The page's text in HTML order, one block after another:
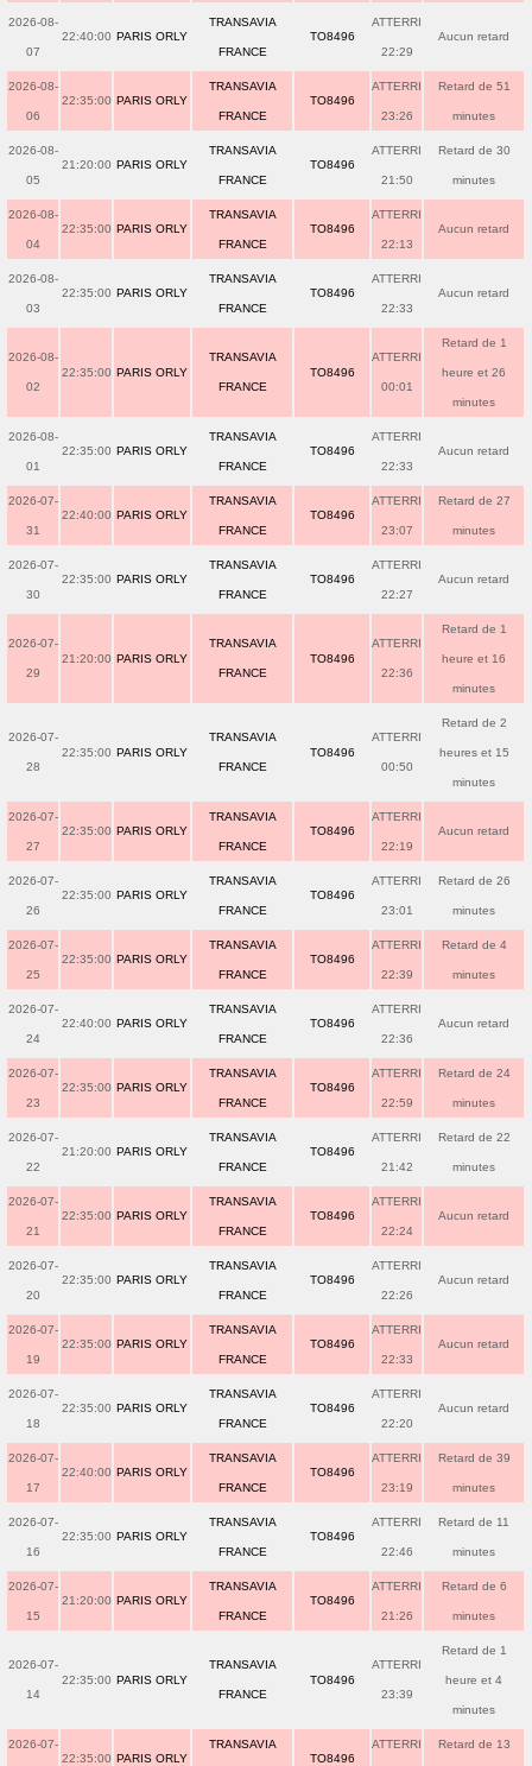
2026-08-
07
22:40:00 PARIS ORLY
TRANSAVIA
FRANCE
TO8496
ATTERRI
22:29
Aucun retard
2026-08-
06
22:35:00 PARIS ORLY
TRANSAVIA
FRANCE
TO8496
ATTERRI
23:26
Retard de 51
minutes
2026-08-
05
21:20:00 PARIS ORLY
TRANSAVIA
FRANCE
TO8496
ATTERRI
21:50
Retard de 30
minutes
2026-08-
04
22:35:00 PARIS ORLY
TRANSAVIA
FRANCE
TO8496
ATTERRI
22:13
Aucun retard
2026-08-
03
22:35:00 PARIS ORLY
TRANSAVIA
FRANCE
TO8496
ATTERRI
22:33
Aucun retard
2026-08-
02
22:35:00 PARIS ORLY
TRANSAVIA
FRANCE
TO8496
ATTERRI
00:01
Retard de 1
heure et 26
minutes
2026-08-
01
22:35:00 PARIS ORLY
TRANSAVIA
FRANCE
TO8496
ATTERRI
22:33
Aucun retard
2026-07-
31
22:40:00 PARIS ORLY
TRANSAVIA
FRANCE
TO8496
ATTERRI
23:07
Retard de 27
minutes
2026-07-
30
22:35:00 PARIS ORLY
TRANSAVIA
FRANCE
TO8496
ATTERRI
22:27
Aucun retard
2026-07-
29
21:20:00 PARIS ORLY
TRANSAVIA
FRANCE
TO8496
ATTERRI
22:36
Retard de 1
heure et 16
minutes
2026-07-
28
22:35:00 PARIS ORLY
TRANSAVIA
FRANCE
TO8496
ATTERRI
00:50
Retard de 2
heures et 15
minutes
2026-07-
27
22:35:00 PARIS ORLY
TRANSAVIA
FRANCE
TO8496
ATTERRI
22:19
Aucun retard
2026-07-
26
22:35:00 PARIS ORLY
TRANSAVIA
FRANCE
TO8496
ATTERRI
23:01
Retard de 26
minutes
2026-07-
25
22:35:00 PARIS ORLY
TRANSAVIA
FRANCE
TO8496
ATTERRI
22:39
Retard de 4
minutes
2026-07-
24
22:40:00 PARIS ORLY
TRANSAVIA
FRANCE
TO8496
ATTERRI
22:36
Aucun retard
2026-07-
23
22:35:00 PARIS ORLY
TRANSAVIA
FRANCE
TO8496
ATTERRI
22:59
Retard de 24
minutes
2026-07-
22
21:20:00 PARIS ORLY
TRANSAVIA
FRANCE
TO8496
ATTERRI
21:42
Retard de 22
minutes
2026-07-
21
22:35:00 PARIS ORLY
TRANSAVIA
FRANCE
TO8496
ATTERRI
22:24
Aucun retard
2026-07-
20
22:35:00 PARIS ORLY
TRANSAVIA
FRANCE
TO8496
ATTERRI
22:26
Aucun retard
2026-07-
19
22:35:00 PARIS ORLY
TRANSAVIA
FRANCE
TO8496
ATTERRI
22:33
Aucun retard
2026-07-
18
22:35:00 PARIS ORLY
TRANSAVIA
FRANCE
TO8496
ATTERRI
22:20
Aucun retard
2026-07-
17
22:40:00 PARIS ORLY
TRANSAVIA
FRANCE
TO8496
ATTERRI
23:19
Retard de 39
minutes
2026-07-
16
22:35:00 PARIS ORLY
TRANSAVIA
FRANCE
TO8496
ATTERRI
22:46
Retard de 11
minutes
2026-07-
15
21:20:00 PARIS ORLY
TRANSAVIA
FRANCE
TO8496
ATTERRI
21:26
Retard de 6
minutes
2026-07-
14
22:35:00 PARIS ORLY
TRANSAVIA
FRANCE
TO8496
ATTERRI
23:39
Retard de 1
heure et 4
minutes
2026-07-
22:35:00 PARIS ORLY
TRANSAVIA
TO8496
ATTERRI Retard de 13